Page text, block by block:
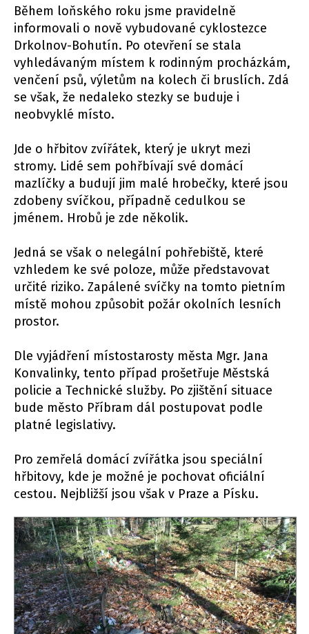
Během loňského roku jsme pravidelně
informovali o nově vybudované cyklostezce
Drkolnov-Bohutín. Po otevření se stala
vyhledávaným místem k rodinným procházkám,
venčení psů, výletům na kolech či bruslích. Zdá
se však, že nedaleko stezky se buduje i
neobvyklé místo.
Jde o hřbitov zvířátek, který je ukryt mezi
stromy. Lidé sem pohřbívají své domácí
mazlíčky a budují jim malé hrobečky, které jsou
zdobeny svíčkou, případně cedulkou se
jménem. Hrobů je zde několik.
Jedná se však o nelegální pohřebiště, které
vzhledem ke své poloze, může představovat
určité riziko. Zapálené svíčky na tomto pietním
místě mohou způsobit požár okolních lesních
prostor.
Dle vyjádření místostarosty města Mgr. Jana
Konvalinky, tento případ prošetřuje Městská
policie a Technické služby. Po zjištění situace
bude město Příbram dál postupovat podle
platné legislativy.
Pro zemřelá domácí zvířátka jsou speciální
hřbitovy, kde je možné je pochovat oficiální
cestou. Nejbližší jsou však v Praze a Písku.